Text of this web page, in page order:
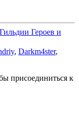
Героев и
, Darkm4ster,
присоединиться к